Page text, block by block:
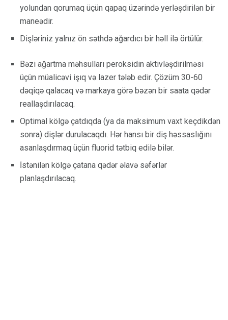
yolundan qorumaq üçün qapaq üzərində yerləşdirilən bir
maneədir.
Dişləriniz yalnız ön səthdə ağardıcı bir həll ilə örtülür.
Bəzi ağartma məhsulları peroksidin aktivləşdirilməsi
üçün müalicəvi işıq və lazer tələb edir. Çözüm 30-60
dəqiqə qalacaq və markaya görə bəzən bir saata qədər
reallaşdırılacaq.
Optimal kölgə çatdıqda (ya da maksimum vaxt keçdikdən
sonra) dişlər durulacaqdı. Hər hansı bir diş həssaslığını
asanlaşdırmaq üçün fluorid tətbiq edilə bilər.
İstənilən kölgə çatana qədər əlavə səfərlər
planlaşdırılacaq.